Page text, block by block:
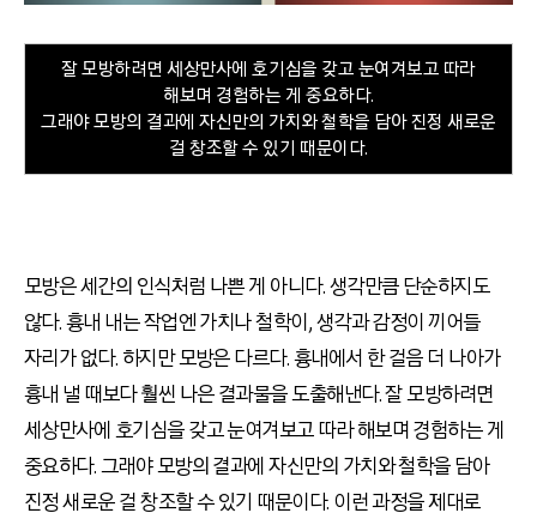
잘 모방하려면 세상만사에 호기심을 갖고 눈여겨보고 따라
해보며 경험하는 게 중요하다.
그래야 모방의 결과에 자신만의 가치와 철학을 담아 진정 새로운
걸 창조할 수 있기 때문이다.
모방은 세간의 인식처럼 나쁜 게 아니다. 생각만큼 단순하지도
않다. 흉내 내는 작업엔 가치나 철학이, 생각과 감정이 끼어들
자리가 없다. 하지만 모방은 다르다. 흉내에서 한 걸음 더 나아가
흉내 낼 때보다 훨씬 나은 결과물을 도출해낸다. 잘 모방하려면
세상만사에 호기심을 갖고 눈여겨보고 따라 해보며 경험하는 게
중요하다. 그래야 모방의 결과에 자신만의 가치와 철학을 담아
진정 새로운 걸 창조할 수 있기 때문이다. 이런 과정을 제대로